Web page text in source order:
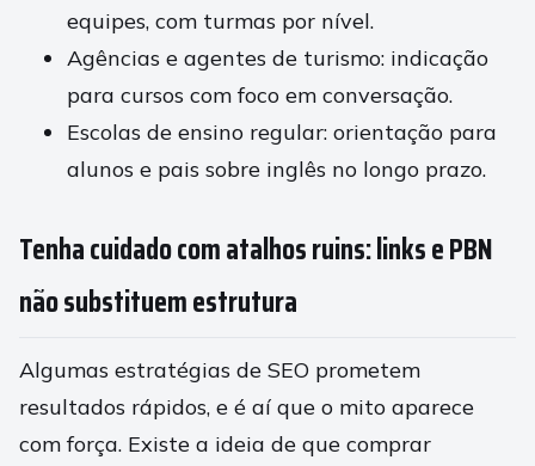
equipes, com turmas por nível.
Agências e agentes de turismo: indicação
para cursos com foco em conversação.
Escolas de ensino regular: orientação para
alunos e pais sobre inglês no longo prazo.
Tenha cuidado com atalhos ruins: links e PBN
não substituem estrutura
Algumas estratégias de SEO prometem
resultados rápidos, e é aí que o mito aparece
com força. Existe a ideia de que comprar